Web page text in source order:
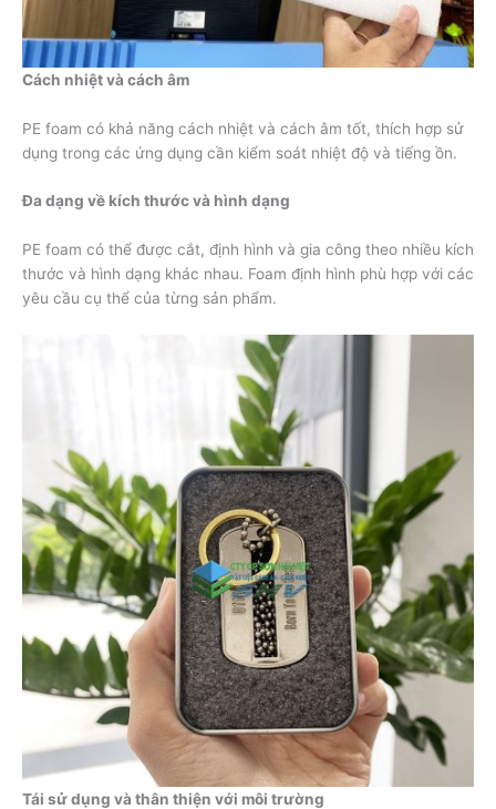
Cách nhiệt và cách âm
PE foam có khả năng cách nhiệt và cách âm tốt, thích hợp sử
dụng trong các ứng dụng cần kiểm soát nhiệt độ và tiếng ồn.
Đa dạng về kích thước và hình dạng
PE foam có thể được cắt, định hình và gia công theo nhiều kích
thước và hình dạng khác nhau. Foam định hình phù hợp với các
yêu cầu cụ thể của từng sản phẩm.
Tái sử dụng và thân thiện với môi trường